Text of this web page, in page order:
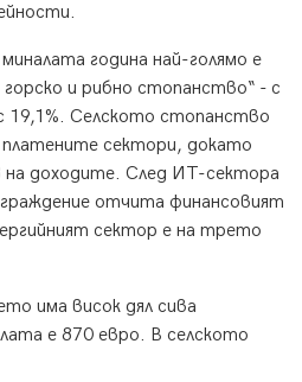
година най-голямо e
и рибно стопанство“ - с
19,1%. Селското стопанство
платените сектори, докато
доходите. След ИТ-сектора
отчита финансовият
сектор е на трето
има висок дял сива
е 870 евро. В селското